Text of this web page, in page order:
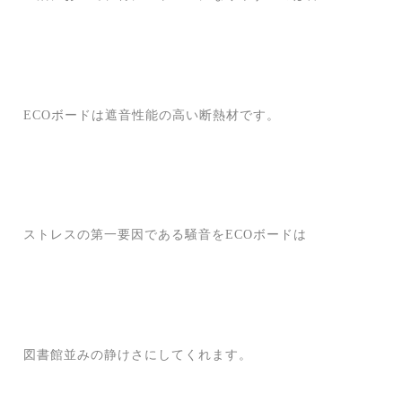
ECOボードは遮音性能の高い断熱材です。
ストレスの第一要因である騒音をECOボードは
図書館並みの静けさにしてくれます。